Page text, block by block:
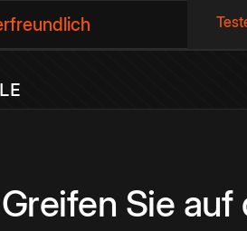
Greifen Sie